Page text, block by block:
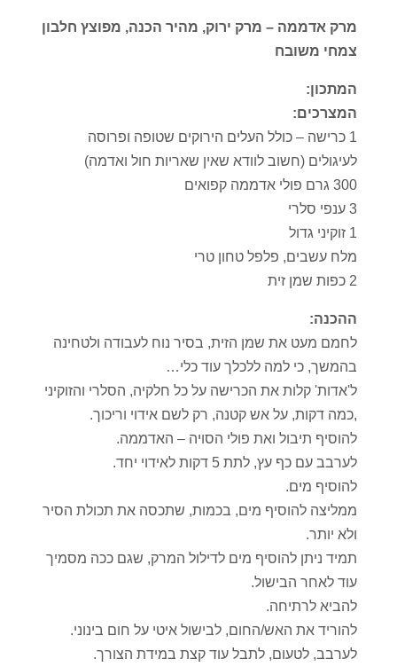
מרק אדממה – מרק ירוק, מהיר הכנה, מפוצץ חלבון
צמחי משובח
המתכון:
המצרכים:
1 כרישה – כולל העלים הירוקים שטופה ופרוסה
לעיגולים (חשוב לוודא שאין שאריות חול ואדמה)
300 גרם פולי אדממה קפואים
3 ענפי סלרי
1 זוקיני גדול
מלח עשבים, פלפל טחון טרי
2 כפות שמן זית
ההכנה:
לחמם מעט את שמן הזית, בסיר נוח לעבודה ולטחינה
בהמשך, כי למה ללכלך עוד כלי…
ל'אדות' קלות את הכרישה על כל חלקיה, הסלרי והזוקיני
,כמה דקות, על אש קטנה, רק לשם אידוי וריכוך.
להוסיף תיבול ואת פולי הסויה – האדממה.
לערבב עם כף עץ, לתת 5 דקות לאידוי יחד.
להוסיף מים.
ממליצה להוסיף מים, בכמות, שתכסה את תכולת הסיר
ולא יותר.
תמיד ניתן להוסיף מים לדילול המרק, שגם ככה מסמיך
עוד לאחר הבישול.
להביא לרתיחה.
להוריד את האש/החום, לבישול איטי על חום בינוני.
לערבב, לטעום, לתבל עוד קצת במידת הצורך.